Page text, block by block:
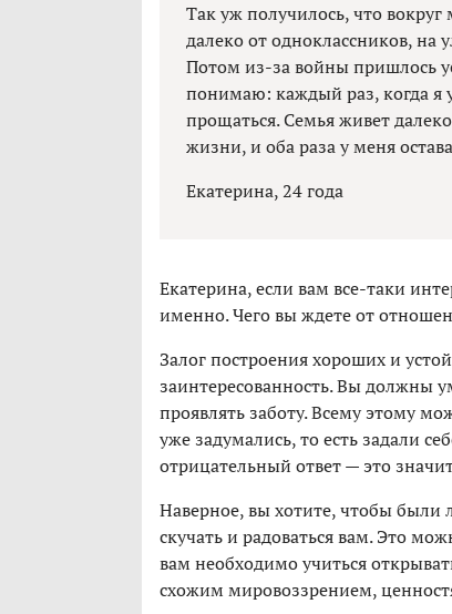
Так уж получилось, что
далеко от одноклассников, на
Потом из-за войны пришлось
понимаю: каждый раз, когда я
прощаться. Семья живет
жизни, и оба раза у меня
Екатерина, 24 года
Екатерина, если вам все-таки
именно. Чего вы ждете от
Залог построения хороших и
заинтересованность. Вы должны
проявлять заботу. Всему этому
уже задумались, то есть задали
отрицательный ответ — это
Наверное, вы хотите, чтобы
скучать и радоваться вам. Это
вам необходимо учиться
схожим мировоззрением,